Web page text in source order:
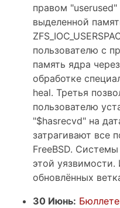
правом
выделенной
пользователю с
память ядра через
обработке
heal. Третья
пользователю
"$hasrecvd" на
затрагивают все
FreeBSD.
этой уязвимости.
обновлённых
30 Июнь: